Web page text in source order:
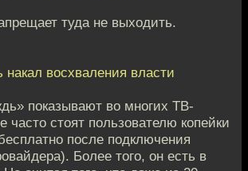
туда не выходить.
восхваления власти
показывают во многих ТВ-
часто стоят пользователю копейки
после подключения
Более того, он есть в